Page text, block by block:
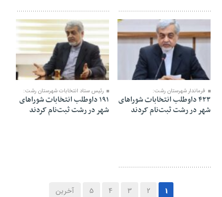
فرماندار شهرستان رشت:
۴۲۳ داوطلب انتخابات شوراهای
شهر در رشت ثبت‌نام کردند
۲۸ دی ۱۴۰۴
رئیس ستاد انتخابات شهرستان رشت:
۱۹۱ داوطلب انتخابات شوراهای
شهر در رشت ثبت‌نام کردند
1
2
3
4
5 آخرین